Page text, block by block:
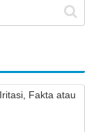
Fakta atau